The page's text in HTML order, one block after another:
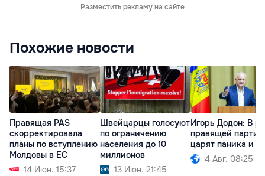
Разместить рекламу на сайте
Похожие новости
Правящая PAS
скорректировала
планы по вступлению
Молдовы в ЕС
14 Июн. 15:37
Швейцарцы голосуют
по ограничению
населения до 10
миллионов
13 Июн. 21:45
Игорь Додон: В
правящей партии
царят паника и
4 Авг. 08:25